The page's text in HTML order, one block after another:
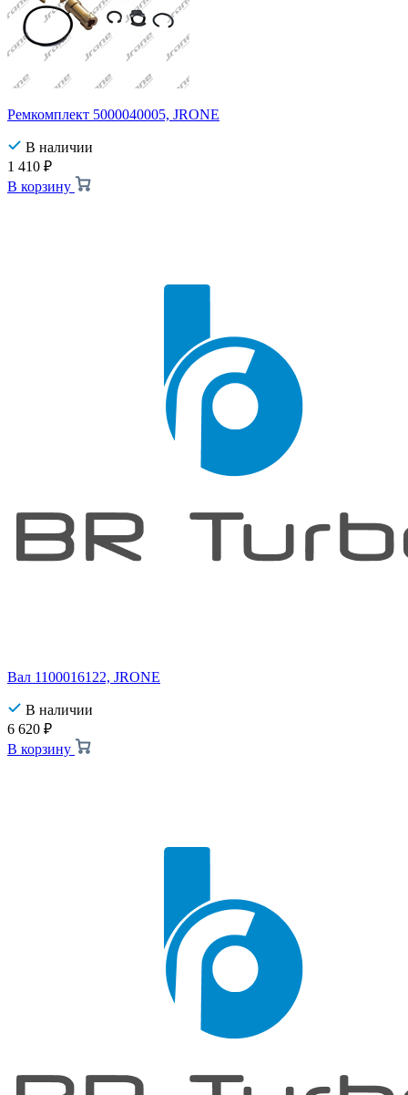
Ремкомплект 5000040005, JRONE
В наличии
1 410 ₽
В корзину
Вал 1100016122, JRONE
В наличии
6 620 ₽
В корзину